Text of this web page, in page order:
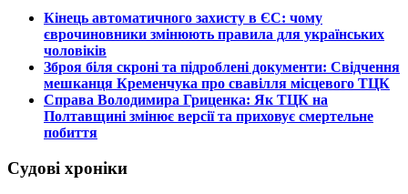
​Кінець автоматичного захисту в ЄС: чому
єврочиновники змінюють правила для українських
чоловіків
​Зброя біля скроні та підроблені документи: Свідчення
мешканця Кременчука про свавілля місцевого ТЦК
​Справа Володимира Гриценка: Як ТЦК на
Полтавщині змінює версії та приховує смертельне
побиття
Судові хроніки